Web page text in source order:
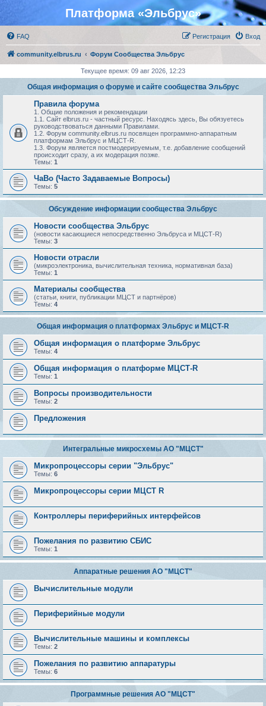
Платформа «Эльбрус»
FAQ Вход
Регистрация
community.elbrus.ru Форум Сообщества Эльбрус
Текущее время: 09 авг 2026, 12:23
Общая информация о форуме и сайте сообщества Эльбрус
Правила форума
1. Общие положения и рекомендации
1.1. Сайт elbrus.ru - частный ресурс. Находясь здесь, Вы обязуетесь
руководствоваться данными Правилами.
1.2. Форум community.elbrus.ru посвящен программно-аппаратным
платформам Эльбрус и МЦСТ-R.
1.3. Форум является постмодерируемым, т.е. добавление сообщений
происходит сразу, а их модерация позже.
Темы: 1
ЧаВо (Часто Задаваемые Вопросы)
Темы: 5
Обсуждение информации сообщества Эльбрус
Новости сообщества Эльбрус
(новости касающиеся непосредственно Эльбруса и МЦСТ-R)
Темы: 3
Новости отрасли
(микроэлектроника, вычислительная техника, нормативная база)
Темы: 1
Материалы сообщества
(статьи, книги, публикации МЦСТ и партнёров)
Темы: 4
Общая информация о платформах Эльбрус и МЦСТ-R
Общая информация о платформе Эльбрус
Темы: 4
Общая информация о платформе МЦСТ-R
Темы: 1
Вопросы производительности
Темы: 2
Предложения
Интегральные микросхемы АО "МЦСТ"
Микропроцессоры серии "Эльбрус"
Темы: 6
Микропроцессоры серии МЦСТ R
Контроллеры периферийных интерфейсов
Пожелания по развитию СБИС
Темы: 1
Аппаратные решения АО "МЦСТ"
Вычислительные модули
Периферийные модули
Вычислительные машины и комплексы
Темы: 2
Пожелания по развитию аппаратуры
Темы: 6
Программные решения АО "МЦСТ"